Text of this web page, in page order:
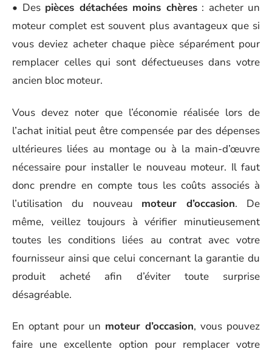
• Des pièces détachées moins chères: acheter un
moteur complet est souvent plus avantageux que si
vous deviez acheter chaque pièce séparément pour
remplacer celles qui sont défectueuses dans votre
ancien bloc moteur.
Vous devez noter que l’économie réalisée lors de
l’achat initial peut être compensée par des dépenses
ultérieures liées au montage ou à la main-d’œuvre
nécessaire pour installer le nouveau moteur. Il faut
donc prendre en compte tous les coûts associés à
l’utilisation du nouveau moteur d’occasion. De
même, veillez toujours à vérifier minutieusement
toutes les conditions liées au contrat avec votre
fournisseur ainsi que celui concernant la garantie du
produit acheté afin d’éviter toute surprise
désagréable.
En optant pour un moteur d’occasion, vous pouvez
faire une excellente option pour remplacer votre